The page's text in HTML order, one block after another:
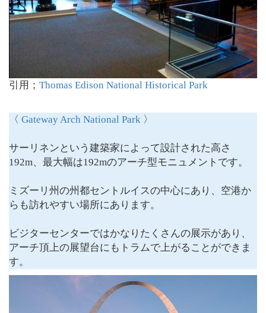
引用； Thomas Edison National Historical Park
〈 Gateway Arch National Park 〉
サーリネンという建築家によって設計された高さ
192m、最大幅は192mのアーチ型モニュメントです。
ミズーリ州の州都セントルイスの中心にあり、空港か
らも訪れやすい場所にあります。
ビジターセンターではかなりたくさんの展示があり、
アーチ頂上の展望台にもトラムで上がることができま
す。